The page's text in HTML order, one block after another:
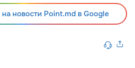
новости Point.md в Google